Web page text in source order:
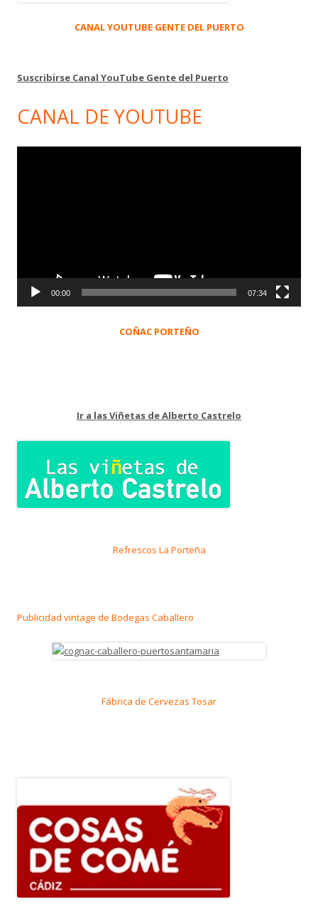
CANAL YOUTUBE GENTE DEL PUERTO
Suscribirse Canal YouTube Gente del Puerto
CANAL DE YOUTUBE
00:00 07:34
COÑAC PORTEÑO
Ir a las Viñetas de Alberto Castrelo
Refrescos La Porteña
Publicidad vintage de Bodegas Caballero
Fábrica de Cervezas Tosar